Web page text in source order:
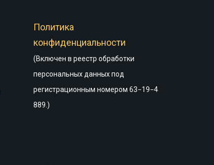
Политика
конфиденциальности
(Включен в реестр обработки
персональных данных под
регистрационным номером 63−19−4
889.)